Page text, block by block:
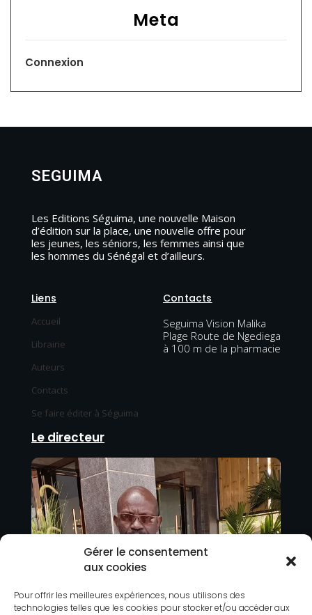
Gérer le consentement
aux cookies
Pour offrir les meilleures expériences, nous utilisons des
technologies telles que les cookies pour stocker et/ou accéder aux
Meta
Connexion
SEGUIMA
Les Editions Séguima, une nouvelle Maison
d’édition sur la place, une nouvelle offre pour
les jeunes, les séniors, les femmes ainsi que
les hommes du Sénégal et d’ailleurs.
Liens
Accueil
Librairie
Auteurs
Contacts
Se faire éditer à Séguima
Contacts
Seguima Vision Malika
Plage Route de Ngediega
à 100 m de la pharmacie
Le directeur